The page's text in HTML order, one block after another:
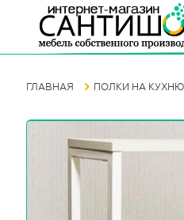
ГЛАВНАЯ ПОЛКИ НА КУХНЮ